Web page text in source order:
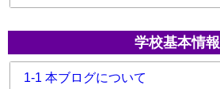
学校基本情報
1-1 本ブログについて